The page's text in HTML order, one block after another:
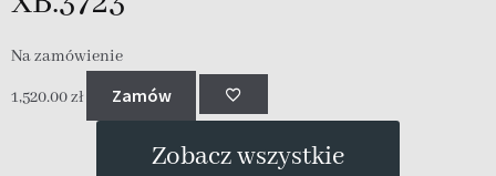
Na zamówienie
1,520.00zł Zamów
Zobacz wszystkie